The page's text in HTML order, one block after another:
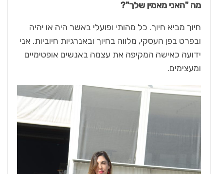
מה "האני מאמין שלך"?
חיוך מביא חיוך. כל מהותי ופועלי באשר היה או יהיה
ובפרט בפן העסקי, מלווה בחיוך ובאנרגיות חיוביות. אני
ידועה כאישה המקיפה את עצמה באנשים אופטימיים
ומעצימים.